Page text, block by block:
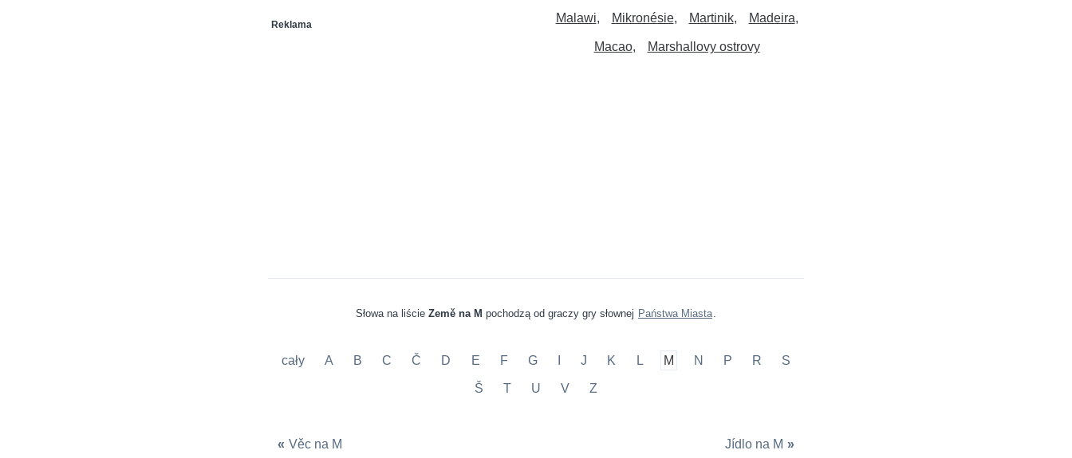
Reklama Malawi Mikronésie Martinik Madeira
Macao Marshallovy ostrovy
Słowa na liście Země na M pochodzą od graczy gry słownej Państwa Miasta.
cały A B C Č D E F G J K L M N P R S
Š T U V Z
« Věc na M Jídlo na M »